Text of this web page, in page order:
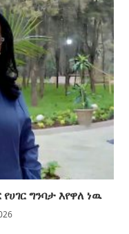
ግንባታ እየዋለ ነዉ